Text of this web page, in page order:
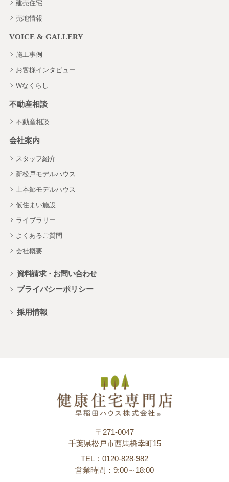
建売住宅
売地情報
VOICE & GALLERY
施工事例
お客様インタビュー
Wなくらし
不動産相談
不動産相談
会社案内
スタッフ紹介
新松戸モデルハウス
上本郷モデルハウス
仮住まい施設
ライブラリー
よくあるご質問
会社概要
資料請求・お問い合わせ
プライバシーポリシー
採用情報
〒271-0047
千葉県松戸市西馬橋幸町15
TEL：0120-828-982
営業時間：9:00～18:00